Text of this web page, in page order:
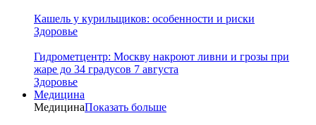
Кашель у курильщиков: особенности и риски
Здоровье
Гидрометцентр: Москву накроют ливни и грозы при
жаре до 34 градусов 7 августа
Здоровье
Медицина
МедицинаПоказать больше